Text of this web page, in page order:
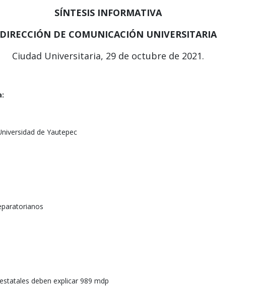
SÍNTESIS INFORMATIVA
DIRECCIÓN DE COMUNICACIÓN UNIVERSITARIA
Ciudad Universitaria, 29 de octubre de 2021.
de Yautepec
deben explicar 989 mdp